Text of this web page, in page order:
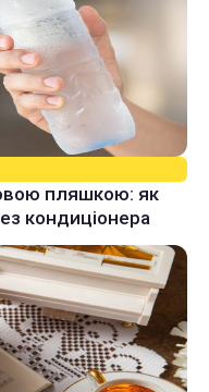
пляшкою: як
кондиціонера